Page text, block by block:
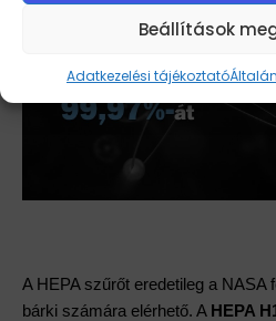
Beállítások
Adatkezelési tájékoztató
A HEPA szűrőt eredetileg a NASA
bárki számára elérhető. A HEPA